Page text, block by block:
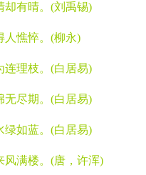
有晴。 (刘禹锡)
憔悴。 (柳永)
理枝。 (白居易)
尽期。 (白居易)
如蓝。 (白居易)
满楼。 (唐，许浑)